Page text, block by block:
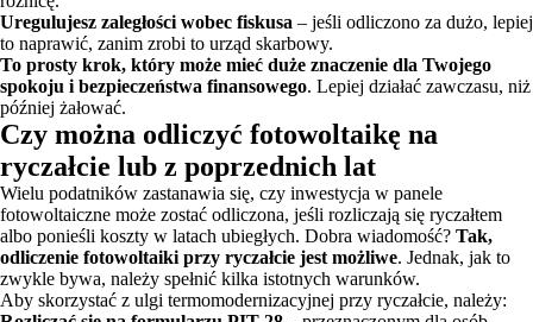
Uregulujesz zaległości wobec fiskusa – jeśli odliczono za dużo, lepiej
to naprawić, zanim zrobi to urząd skarbowy.
To prosty krok, który może mieć duże znaczenie dla Twojego
spokoju i bezpieczeństwa finansowego. Lepiej działać zawczasu, niż
później żałować.
Czy można odliczyć fotowoltaikę na
ryczałcie lub z poprzednich lat
Wielu podatników zastanawia się, czy inwestycja w panele
fotowoltaiczne może zostać odliczona, jeśli rozliczają się ryczałtem
albo ponieśli koszty w latach ubiegłych. Dobra wiadomość? Tak,
odliczenie fotowoltaiki przy ryczałcie jest możliwe. Jednak, jak to
zwykle bywa, należy spełnić kilka istotnych warunków.
Aby skorzystać z ulgi termomodernizacyjnej przy ryczałcie, należy: